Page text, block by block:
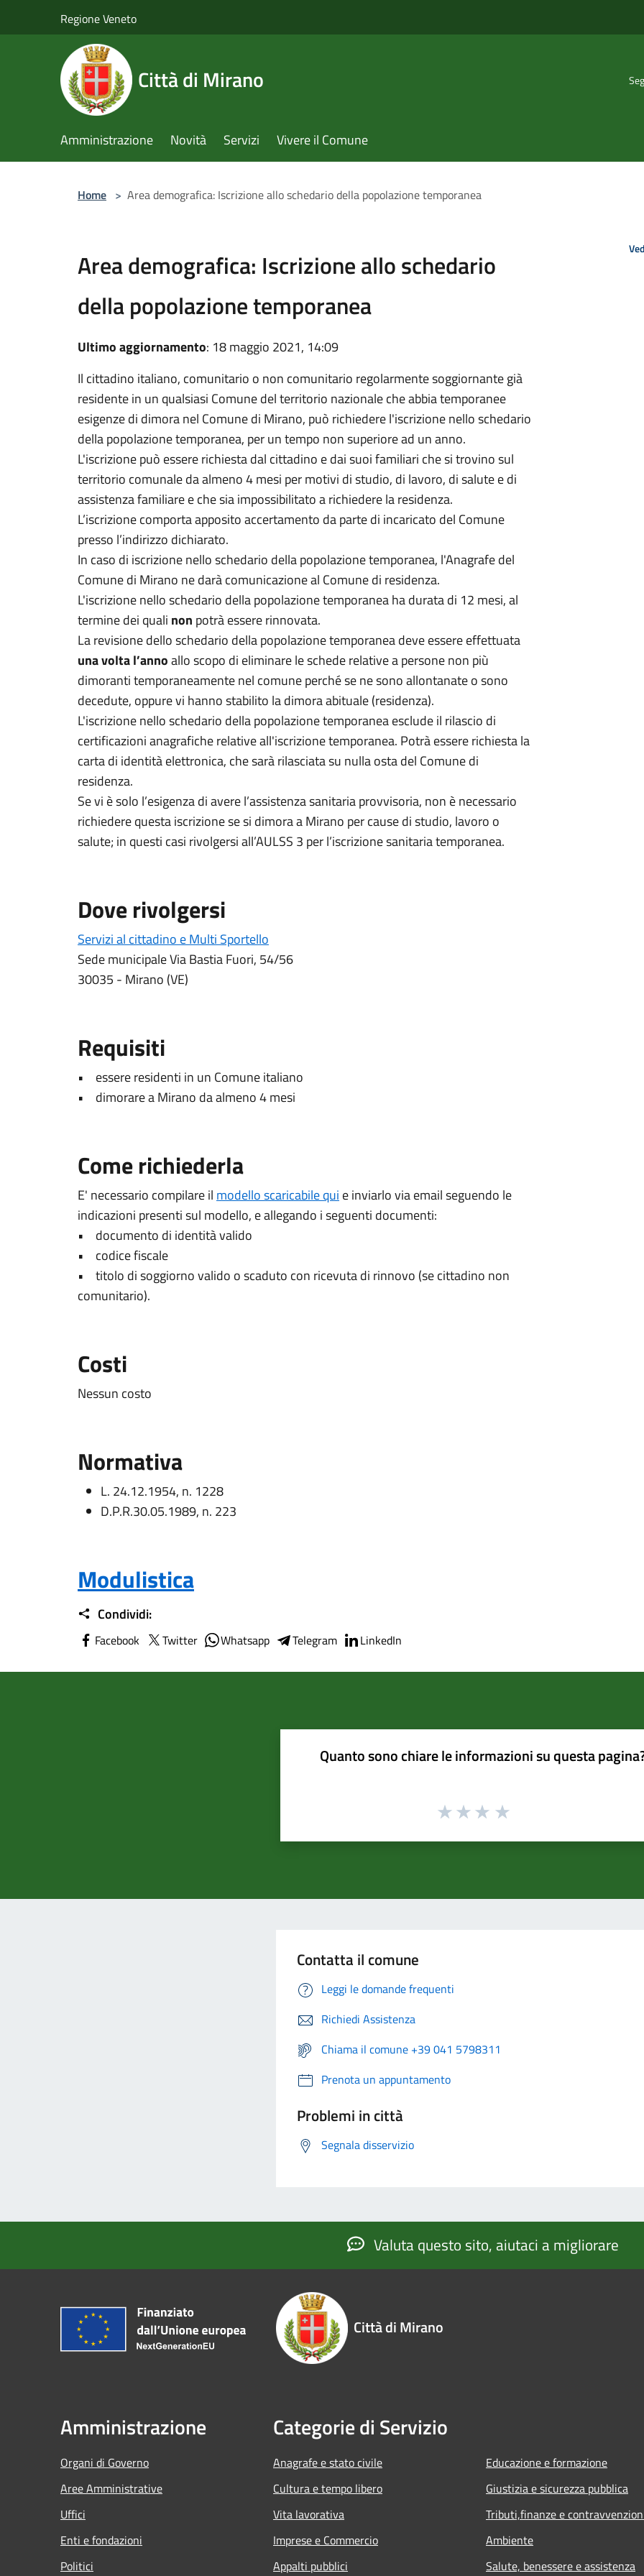
Regione Veneto
Città di Mirano
Amministrazione Novità Servizi Vivere il Comune
Home > Area demografica: Iscrizione allo schedario della popolazione temporanea
Area demografica: Iscrizione allo schedario
della popolazione temporanea
Ultimo aggiornamento: 18 maggio 2021, 14:09
Il cittadino italiano, comunitario o non comunitario regolarmente soggiornante già
residente in un qualsiasi Comune del territorio nazionale che abbia temporanee
esigenze di dimora nel Comune di Mirano, può richiedere l'iscrizione nello schedario
della popolazione temporanea, per un tempo non superiore ad un anno.
L'iscrizione può essere richiesta dal cittadino e dai suoi familiari che si trovino sul
territorio comunale da almeno 4 mesi per motivi di studio, di lavoro, di salute e di
assistenza familiare e che sia impossibilitato a richiedere la residenza.
L’iscrizione comporta apposito accertamento da parte di incaricato del Comune
presso l’indirizzo dichiarato.
In caso di iscrizione nello schedario della popolazione temporanea, l'Anagrafe del
Comune di Mirano ne darà comunicazione al Comune di residenza.
L'iscrizione nello schedario della popolazione temporanea ha durata di 12 mesi, al
termine dei quali non potrà essere rinnovata.
La revisione dello schedario della popolazione temporanea deve essere effettuata
una volta l’annoallo scopo di eliminare le schede relative a persone non più
dimoranti temporaneamente nel comune perché se ne sono allontanate o sono
decedute, oppure vi hanno stabilito la dimora abituale (residenza).
L'iscrizione nello schedario della popolazione temporanea esclude il rilascio di
certificazioni anagrafiche relative all'iscrizione temporanea. Potrà essere richiesta la
carta di identità elettronica, che sarà rilasciata su nulla osta del Comune di
residenza.
Se vi è solo l’esigenza di avere l’assistenza sanitaria provvisoria, non è necessario
richiedere questa iscrizione se si dimora a Mirano per cause di studio, lavoro o
salute; in questi casi rivolgersi all’AULSS 3 per l’iscrizione sanitaria temporanea.
Dove rivolgersi
Servizi al cittadino e Multi Sportello
Sede municipale Via Bastia Fuori, 54/56
30035 - Mirano (VE)
Requisiti
• essere residenti in un Comune italiano
• dimorare a Mirano da almeno 4 mesi
Come richiederla
E' necessario compilare il modello scaricabile qui e inviarlo via email seguendo le
indicazioni presenti sul modello, e allegando i seguenti documenti:
• documento di identità valido
• codice fiscale
• titolo di soggiorno valido o scaduto con ricevuta di rinnovo (se cittadino non
comunitario).
Costi
Nessun costo
Normativa
L. 24.12.1954, n. 1228
D.P.R.30.05.1989, n. 223
Modulistica
Condividi:
Facebook Twitter Whatsapp Telegram LinkedIn
Quanto sono chiare le informazioni su questa
Contatta il comune
Leggi le domande frequenti
Richiedi Assistenza
Chiama il comune +39 041 5798311
Prenota un appuntamento
Problemi in città
Segnala disservizio
Valuta questo sito, aiutaci a migliorare
Città di Mirano
Amministrazione
Organi di Governo
Aree Amministrative
Uffici
Enti e fondazioni
Politici
Categorie di Servizio
Anagrafe e stato civile
Cultura e tempo libero
Vita lavorativa
Imprese e Commercio
Appalti pubblici
Educazione e formazione
Giustizia e sicurezza pubblica
Tributi,finanze e
Ambiente
Salute, benessere e assistenza